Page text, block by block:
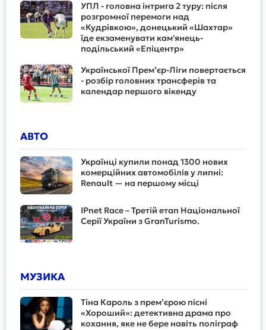
УПЛ - головна інтрига 2 туру: після
розгромної перемоги над
«Кудрівкою», донецький «Шахтар»
їде екзаменувати кам'янець-
подільський «Епіцентр»
Української Прем’єр-Ліги повертається
- розбір головних трансферів та
календар першого вікенду
АВТО
Українці купили понад 1300 нових
комерційних автомобілів у липні:
Renault — на першому місці
IPnet Race – Третій етап Національної
Серії України з GranTurismo.
МУЗИКА
Тіна Кароль з прем’єрою пісні
«Хороший»: детективна драма про
кохання, яке не бере навіть поліграф